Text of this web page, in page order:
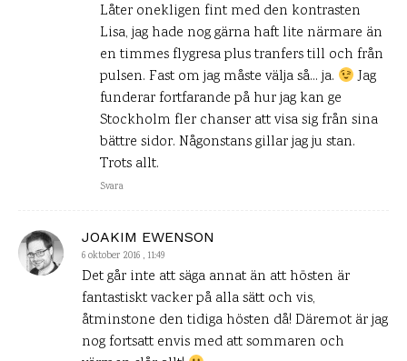
Låter onekligen fint med den kontrasten
Lisa, jag hade nog gärna haft lite närmare än
en timmes flygresa plus tranfers till och från
pulsen. Fast om jag måste välja så… ja.
Jag
funderar fortfarande på hur jag kan ge
Stockholm fler chanser att visa sig från sina
bättre sidor. Någonstans gillar jag ju stan.
Trots allt.
Svara
JOAKIM EWENSON
6 oktober 2016 , 11:49
Det går inte att säga annat än att hösten är
fantastiskt vacker på alla sätt och vis,
åtminstone den tidiga hösten då! Däremot är jag
nog fortsatt envis med att sommaren och